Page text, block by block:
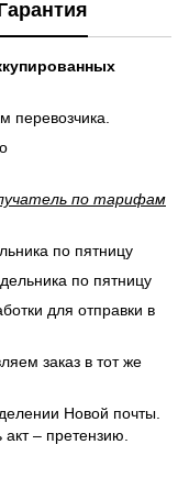
перевозчика.
по тарифам
по пятницу
по пятницу
для отправки в
заказ в тот же
Новой почты.
– претензию.